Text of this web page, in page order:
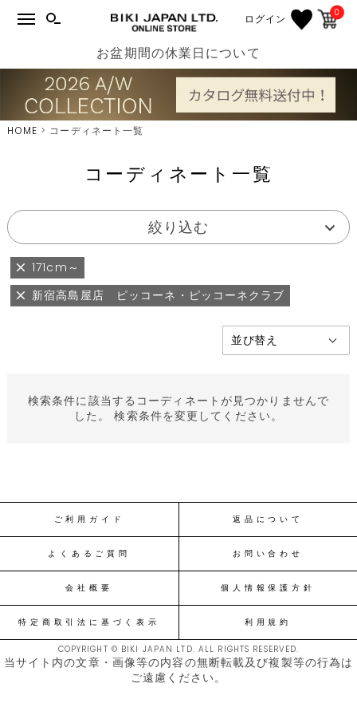
ログイン 0
お盆期間の休業日について
HOME コーディネート一覧
コーディネート一覧
絞り込む
171cm～
新宿高島屋店 ピッコーネ・ピッコーネクラブ
検索条件に該当するコーディネートが見つかりませんで
した。 検索条件を変更してください。
ご利用ガイド 返品について
よくあるご質問 お問い合わせ
会社概要 個人情報保護方針
特定商取引法に基づく表示 利用規約
COPYRIGHT © BIKI JAPAN LTD. ALL RIGHTS RESERVED.
当サイト内の文章・画像等の内容の無断転載及び複製等の行為は
ご遠慮ください。